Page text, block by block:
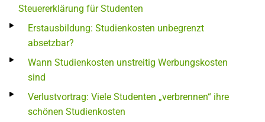
Steuererklärung für Studenten
Erstausbildung: Studienkosten unbegrenzt
absetzbar?
Wann Studienkosten unstreitig Werbungskosten
sind
Verlustvortrag: Viele Studenten „verbrennen“ ihre
schönen Studienkosten